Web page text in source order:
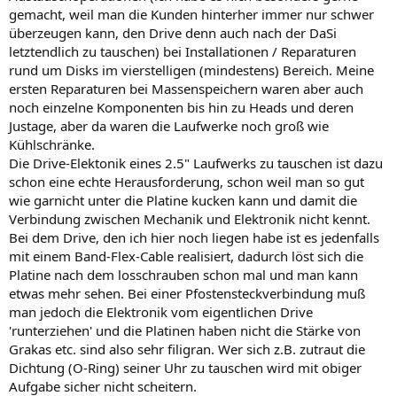
gemacht, weil man die Kunden hinterher immer nur schwer
überzeugen kann, den Drive denn auch nach der DaSi
letztendlich zu tauschen) bei Installationen / Reparaturen
rund um Disks im vierstelligen (mindestens) Bereich. Meine
ersten Reparaturen bei Massenspeichern waren aber auch
noch einzelne Komponenten bis hin zu Heads und deren
Justage, aber da waren die Laufwerke noch groß wie
Kühlschränke.
Die Drive-Elektonik eines 2.5" Laufwerks zu tauschen ist dazu
schon eine echte Herausforderung, schon weil man so gut
wie garnicht unter die Platine kucken kann und damit die
Verbindung zwischen Mechanik und Elektronik nicht kennt.
Bei dem Drive, den ich hier noch liegen habe ist es jedenfalls
mit einem Band-Flex-Cable realisiert, dadurch löst sich die
Platine nach dem losschrauben schon mal und man kann
etwas mehr sehen. Bei einer Pfostensteckverbindung muß
man jedoch die Elektronik vom eigentlichen Drive
'runterziehen' und die Platinen haben nicht die Stärke von
Grakas etc. sind also sehr filigran. Wer sich z.B. zutraut die
Dichtung (O-Ring) seiner Uhr zu tauschen wird mit obiger
Aufgabe sicher nicht scheitern.